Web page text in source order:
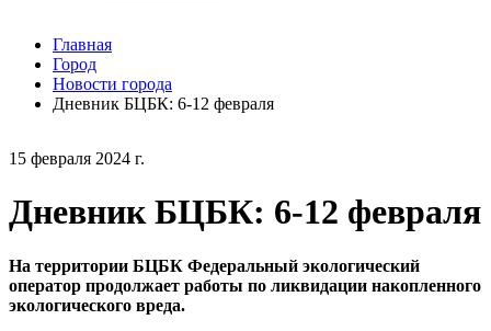
15 февраля 2024 г.
Дневник БЦБК: 6-12 февраля
На территории БЦБК Федеральный экологический
оператор продолжает работы по ликвидации накопленного
экологического вреда.
Главная
Город
Новости города
Дневник БЦБК: 6-12 февраля